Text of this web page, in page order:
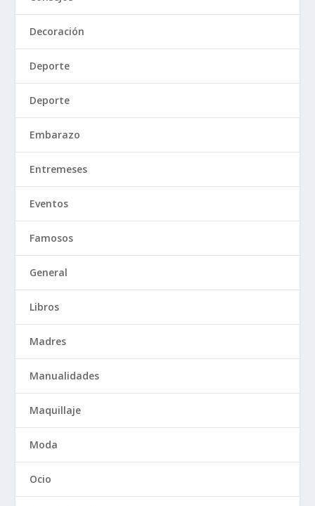
Decoración
Deporte
Deporte
Embarazo
Entremeses
Eventos
Famosos
General
Libros
Madres
Manualidades
Maquillaje
Moda
Ocio